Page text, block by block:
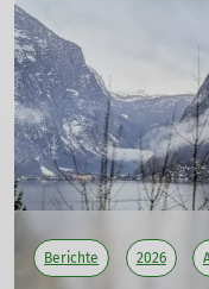
Am Donnerstag dem
gemeinsam
Frankenjura
wurde die Fahrt sehr
noch im Hellen an.
Spielplatz vor Ort
der Gruppe uns an
mehr erfahren
Berichte
2026